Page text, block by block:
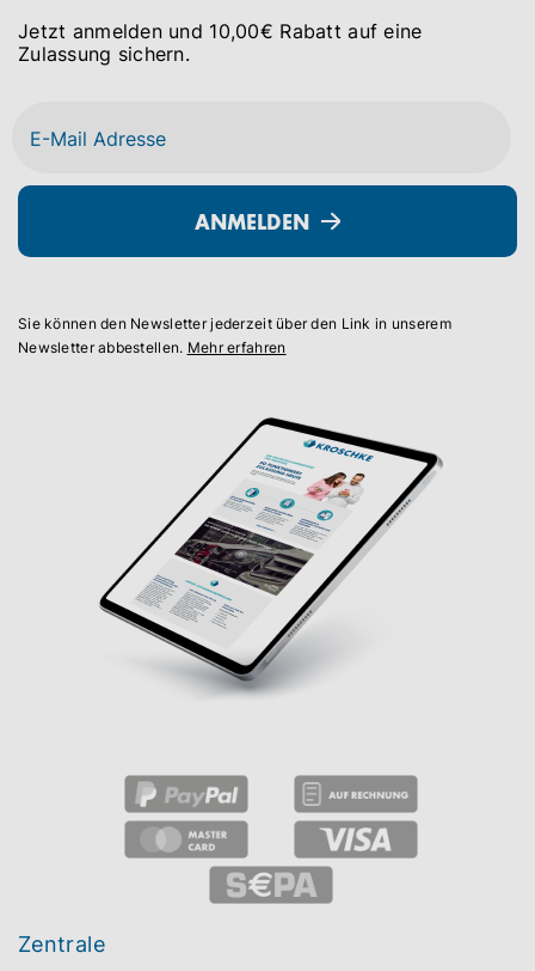
Jetzt anmelden und 10,00€ Rabatt auf eine
Zulassung sichern.
ANMELDEN
Sie können den Newsletter jederzeit über den Link in unserem
Newsletter abbestellen. Mehr erfahren
Zentrale